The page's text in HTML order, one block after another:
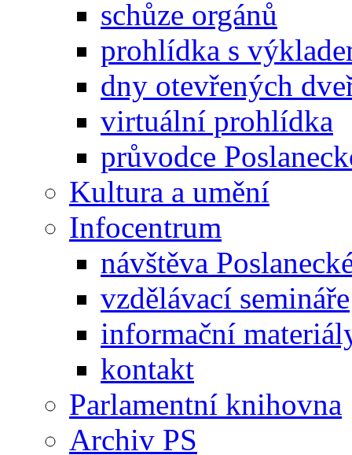
schůze orgánů
prohlídka s
dny otevřených
virtuální prohlídka
průvodce
Kultura a umění
Infocentrum
návštěva
vzdělávací semináře
informační
kontakt
Parlamentní knihovna
Archiv PS